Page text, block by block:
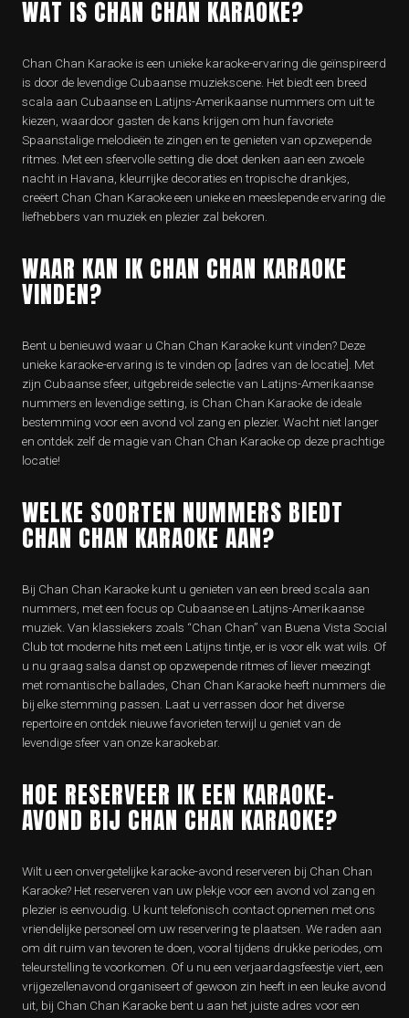
WAT IS CHAN CHAN KARAOKE?
Chan Chan Karaoke is een unieke karaoke-ervaring die geïnspireerd
is door de levendige Cubaanse muziekscene. Het biedt een breed
scala aan Cubaanse en Latijns-Amerikaanse nummers om uit te
kiezen, waardoor gasten de kans krijgen om hun favoriete
Spaanstalige melodieën te zingen en te genieten van opzwepende
ritmes. Met een sfeervolle setting die doet denken aan een zwoele
nacht in Havana, kleurrijke decoraties en tropische drankjes,
creëert Chan Chan Karaoke een unieke en meeslepende ervaring die
liefhebbers van muziek en plezier zal bekoren.
WAAR KAN IK CHAN CHAN KARAOKE
VINDEN?
Bent u benieuwd waar u Chan Chan Karaoke kunt vinden? Deze
unieke karaoke-ervaring is te vinden op [adres van de locatie]. Met
zijn Cubaanse sfeer, uitgebreide selectie van Latijns-Amerikaanse
nummers en levendige setting, is Chan Chan Karaoke de ideale
bestemming voor een avond vol zang en plezier. Wacht niet langer
en ontdek zelf de magie van Chan Chan Karaoke op deze prachtige
locatie!
WELKE SOORTEN NUMMERS BIEDT
CHAN CHAN KARAOKE AAN?
Bij Chan Chan Karaoke kunt u genieten van een breed scala aan
nummers, met een focus op Cubaanse en Latijns-Amerikaanse
muziek. Van klassiekers zoals “Chan Chan” van Buena Vista Social
Club tot moderne hits met een Latijns tintje, er is voor elk wat wils. Of
u nu graag salsa danst op opzwepende ritmes of liever meezingt
met romantische ballades, Chan Chan Karaoke heeft nummers die
bij elke stemming passen. Laat u verrassen door het diverse
repertoire en ontdek nieuwe favorieten terwijl u geniet van de
levendige sfeer van onze karaokebar.
HOE RESERVEER IK EEN KARAOKE-
AVOND BIJ CHAN CHAN KARAOKE?
Wilt u een onvergetelijke karaoke-avond reserveren bij Chan Chan
Karaoke? Het reserveren van uw plekje voor een avond vol zang en
plezier is eenvoudig. U kunt telefonisch contact opnemen met ons
vriendelijke personeel om uw reservering te plaatsen. We raden aan
om dit ruim van tevoren te doen, vooral tijdens drukke periodes, om
teleurstelling te voorkomen. Of u nu een verjaardagsfeestje viert, een
vrijgezellenavond organiseert of gewoon zin heeft in een leuke avond
uit, bij Chan Chan Karaoke bent u aan het juiste adres voor een